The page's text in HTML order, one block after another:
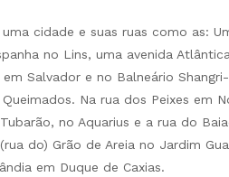
cidade e suas ruas como as:
no Lins, uma avenida
Salvador e no Balneário
Na rua dos Peixes em
no Aquarius e a rua do
do) Grão de Areia no Jardim
em Duque de Caxias.